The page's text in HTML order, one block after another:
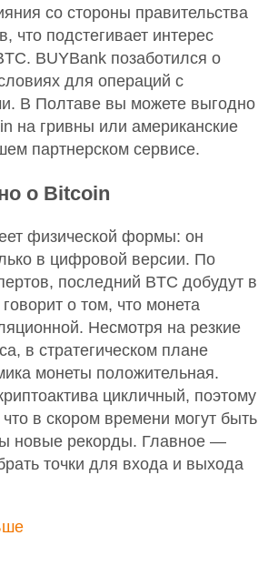
со стороны правительства
что подстегивает интерес
BUYBank позаботился о
для операций с
В Полтаве вы можете выгодно
на гривны или американские
партнерском сервисе.
о Bitcoin
физической формы: он
в цифровой версии. По
последний BTC добудут в
о том, что монета
Несмотря на резкие
в стратегическом плане
монеты положительная.
цикличный, поэтому
в скором времени могут быть
новые рекорды. Главное —
точки для входа и выхода